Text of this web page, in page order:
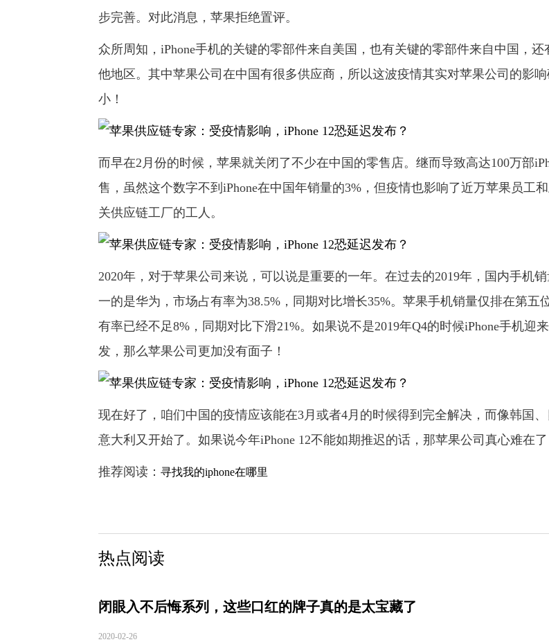
步完善。对此消息，苹果拒绝置评。
众所周知，iPhone手机的关键的零部件来自美国，也有关键的零部件来自中国，还
他地区。其中苹果公司在中国有很多供应商，所以这波疫情其实对苹果公司的影
小！
而早在2月份的时候，苹果就关闭了不少在中国的零售店。继而导致高达100万部
售，虽然这个数字不到iPhone在中国年销量的3%，但疫情也影响了近万苹果员工
关供应链工厂的工人。
2020年，对于苹果公司来说，可以说是重要的一年。在过去的2019年，国内手机
一的是华为，市场占有率为38.5%，同期对比增长35%。苹果手机销量仅排在第五
有率已经不足8%，同期对比下滑21%。如果说不是2019年Q4的时候iPhone手机迎
发，那么苹果公司更加没有面子！
现在好了，咱们中国的疫情应该能在3月或者4月的时候得到完全解决，而像韩国、
意大利又开始了。如果说今年iPhone 12不能如期推迟的话，那苹果公司真心难在了
推荐阅读： 寻找我的iphone在哪里
热点阅读
闭眼入不后悔系列，这些口红的牌子真的是太宝藏了
2020-02-26